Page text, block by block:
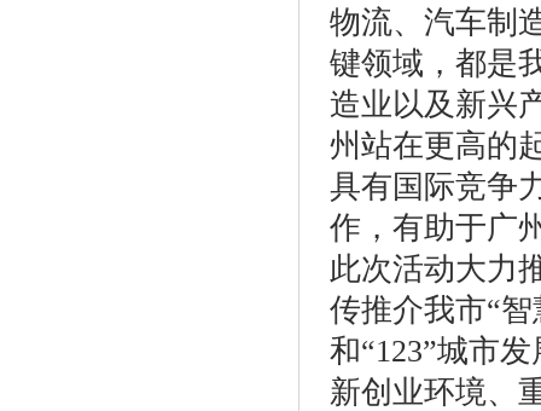
物流、汽车制
键领域，都是
造业以及新兴
州站在更高的
具有国际竞争
作，有助于广
此次活动大力
传推介我市“
和“123”城市
新创业环境、